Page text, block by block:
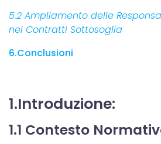
5.2 Ampliamento delle
nei Contratti Sottosoglia
6.Conclusioni
1.Introduzione:
1.1 Contesto